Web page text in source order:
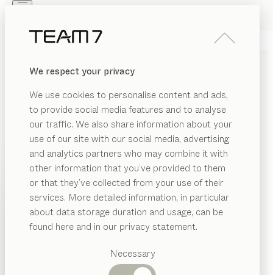
We respect your privacy
We use cookies to personalise content and ads,
to provide social media features and to analyse
our traffic. We also share information about your
use of our site with our social media, advertising
and analytics partners who may combine it with
other information that you’ve provided to them
or that they’ve collected from your use of their
services. More detailed information, in particular
about data storage duration and usage, can be
found here and in our privacy statement.
Necessary
PRODOTTI
ISPIRAZIONI
RIVENDITORI
Categorie
suggerite
PRODOTTI
ISPIRAZIONI
CHI SIAMO
RIVENDITORI
CREDENZEnox
Jacob Strobel
nox, con i suoi spessori importanti, celebra la bellezza
del legno. Linee precise e dettagli artigianali
sottolineano la qualità della lavorazione tradizionale. Le
madie nox offrono versatilità, variabilità e
personalizzazione.
TROVA RIVENDITORE